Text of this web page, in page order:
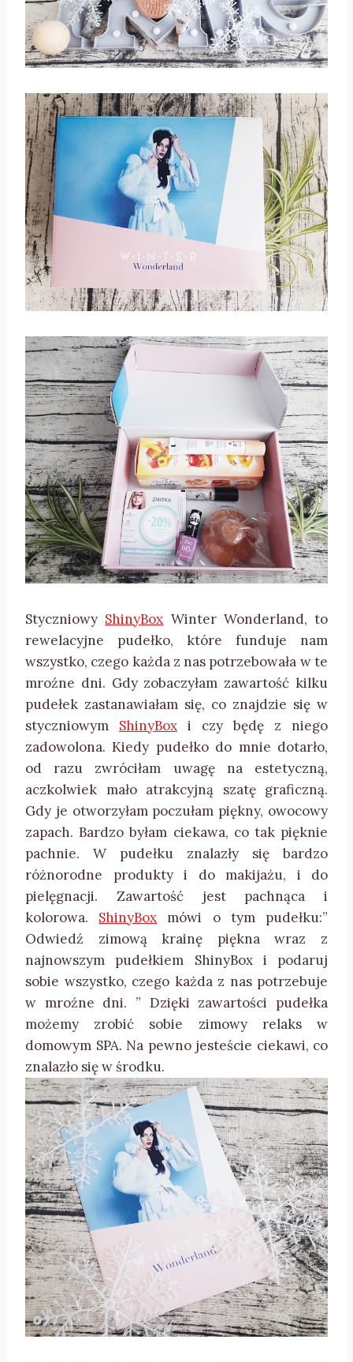
Styczniowy ShinyBox Winter Wonderland, to
rewelacyjne pudełko, które funduje nam
wszystko, czego każda z nas potrzebowała w te
mroźne dni. Gdy zobaczyłam zawartość kilku
pudełek zastanawiałam się, co znajdzie się w
styczniowym ShinyBox i czy będę z niego
zadowolona. Kiedy pudełko do mnie dotarło,
od razu zwróciłam uwagę na estetyczną,
aczkolwiek mało atrakcyjną szatę graficzną.
Gdy je otworzyłam poczułam piękny, owocowy
zapach. Bardzo byłam ciekawa, co tak pięknie
pachnie. W pudełku znalazły się bardzo
różnorodne produkty i do makijażu, i do
pielęgnacji. Zawartość jest pachnąca i
kolorowa. ShinyBox mówi o tym pudełku:”
Odwiedź zimową krainę piękna wraz z
najnowszym pudełkiem ShinyBox i podaruj
sobie wszystko, czego każda z nas potrzebuje
w mroźne dni. ” Dzięki zawartości pudełka
możemy zrobić sobie zimowy relaks w
domowym SPA. Na pewno jesteście ciekawi, co
znalazło się w środku.